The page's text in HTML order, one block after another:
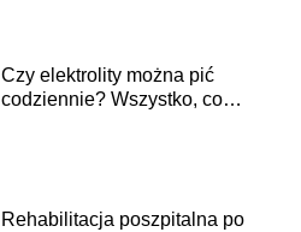
Czy elektrolity można pić
codziennie? Wszystko, co
Rehabilitacja poszpitalna po